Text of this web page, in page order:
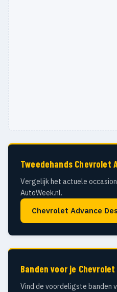
Tweedehands Chevrolet
Vergelijk het actuele
AutoWeek.nl.
Chevrolet Advance
Banden voor je
Vind de voordeligste banden